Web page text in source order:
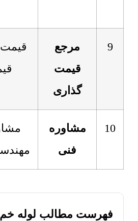
9
مرجع
قیمت
گذاری
قیمت
10
مشاوره
فنی
فهرست مطالب لوله